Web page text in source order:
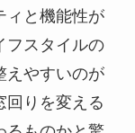
ィと機能性が
フスタイルの
えやすいのが
回りを変える